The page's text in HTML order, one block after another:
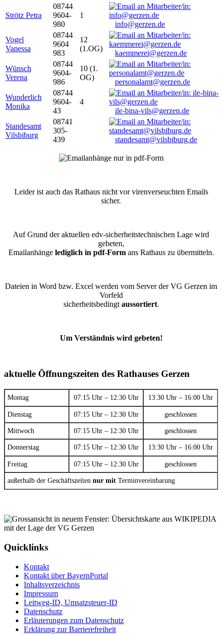
Strötz Petra
08744
9604-
980
1
info@gerzen.de
Vogel
Vanessa
08744
9604
983
12
(1.OG)
kaemmerei@gerzen.de
Wünsch
Verena
08744
9604-
986
10 (1.
OG)
personalamt@gerzen.de
Wunderlich
Monika
08744
9604-
43
4
ile-bina-vils@gerzen.de
Standesamt
Vilsbiburg
08741
305-
439
standesamt@vilsbiburg.de
Leider ist auch das Rathaus nicht vor virenverseuchten Emails
sicher.
Auf Grund der aktuellen edv-sicherheitstechnischen Lage wird
gebeten,
Emailanhänge lediglich in pdf-Formans Rathaus zu übermitteln.
Dateien in Word bzw. Excel werden vom Server der VG Gerzen im
Vorfeld
sicherheitsbedingt aussortiert.
Um Verständnis wird gebeten!
aktuelle Öffnungszeiten des Rathauses Gerzen
Montag 07:15 Uhr – 12:30 Uhr 13:30 Uhr – 16:00 Uhr
Dienstag 07:15 Uhr – 12:30 Uhr geschlossen
Mittwoch 07:15 Uhr – 12:30 Uhr geschlossen
Donnerstag 07:15 Uhr – 12:30 Uhr 13:30 Uhr – 16:00 Uhr
Freitag 07:15 Uhr – 12:30 Uhr geschlossen
außerhalb der Geschäftszeiten nur mit Terminvereinbarung
Quicklinks
Kontakt
Kontakt über BayernPortal
Inhaltsverzeichnis
Impressum
Leitweg-ID, Umsatzsteuer-ID
Datenschutz
Erläuterungen zum Datenschutz
Erklärung zur Barrierefreiheit